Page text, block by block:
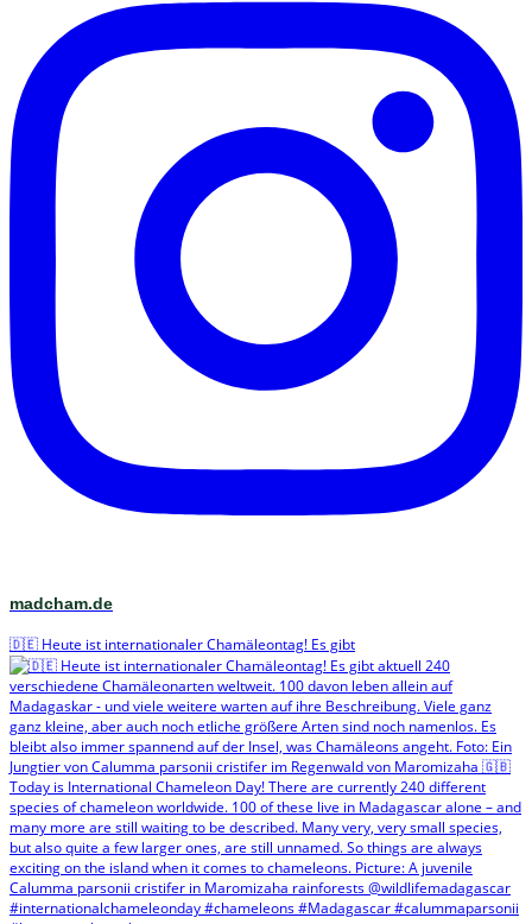
madcham.de
🇩🇪 Heute ist internationaler Chamäleontag! Es gibt